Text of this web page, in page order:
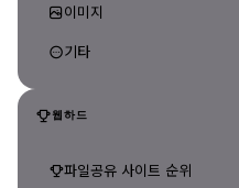
이미지
기타
웹하드
파일공유 사이트 순위